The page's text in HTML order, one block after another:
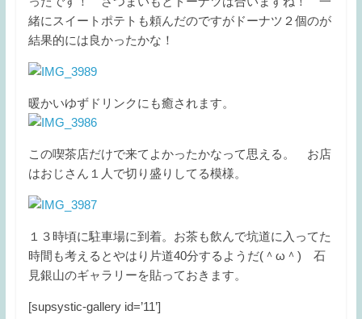
緒にスイートポテトも頼んだのですがドーナツ２個のが
結果的には良かったかな！
暖かいゆずドリンクにも癒されます。
この喫茶店だけで来てよかったかなって思える。 お店
はおじさん１人で切り盛りしてる模様。
１３時頃に駐車場に到着。お茶も飲んで坑道に入ってた
時間も考えるとやはり片道40分するようだ(＾ω＾) 石
見銀山のギャラリーを貼っておきます。
[supsystic-gallery id=’11’]